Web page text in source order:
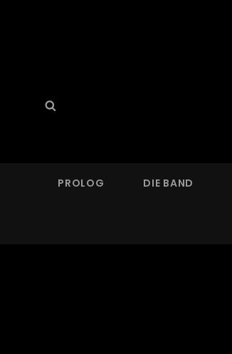
Search
Search
PROLOG DIE BAND